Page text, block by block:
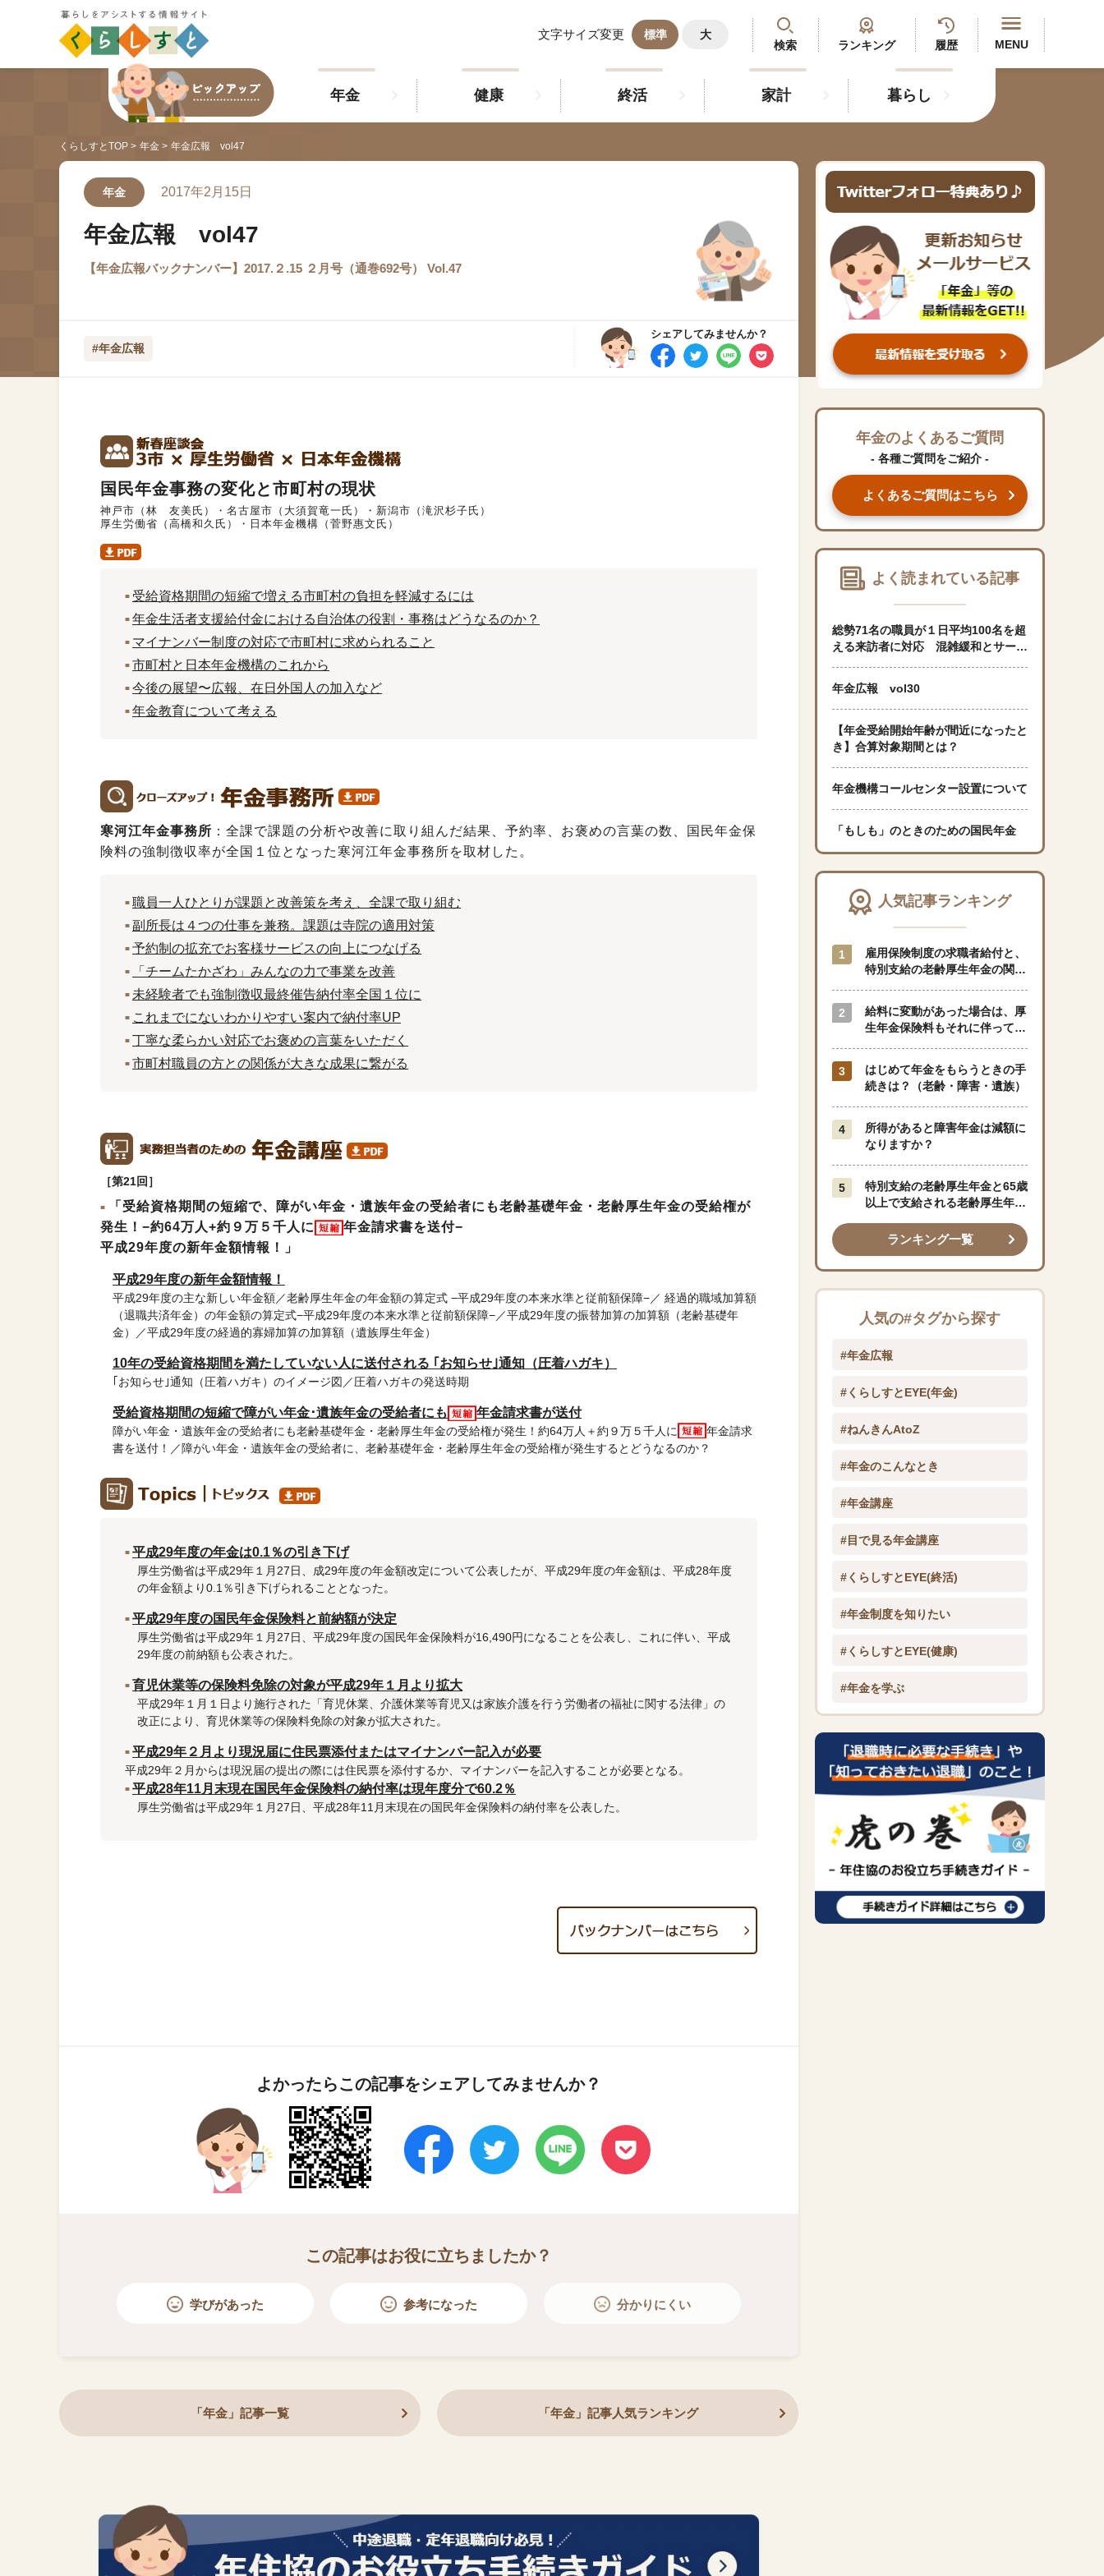
文字サイズ変更 標準
大
検索
ランキング 履歴 MENU
年金 健康 終活 家計 暮らし
最新記事 閲覧履歴
人気#タグ「5選」
#年金広報
#ねんきんAtoZ
#年金のこんなとき
#年金講座
「年金」に関する記事
「終活」に関する記事
「家計」に関する記事
くらしすとについて
協会事業案内
プライバシーポリシー（個人情報保護方針）
閉じる
くらしすとTOP 年金 年金広報 vol47
年金 2017年2月15日
年金広報 vol47
【年金広報バックナンバー】2017.２.15 ２月号（通巻692号） Vol.47
#年金広報
シェアしてみませんか？
国民年金事務の変化と市町村の現状
神戸市（林 友美氏）・名古屋市（大須賀竜一氏）・新潟市（滝沢杉子氏）
厚生労働省（高橋和久氏）・日本年金機構（菅野惠文氏）
受給資格期間の短縮で増える市町村の負担を軽減するには
年金生活者支援給付金における自治体の役割・事務はどうなるのか？
マイナンバー制度の対応で市町村に求められること
市町村と日本年金機構のこれから
今後の展望〜広報、在日外国人の加入など
年金教育について考える
寒河江年金事務所 ：全課で課題の分析や改善に取り組んだ結果、予約率、お褒めの言葉の数、国民年金保
険料の強制徴収率が全国１位となった寒河江年金事務所を取材した。
職員一人ひとりが課題と改善策を考え、全課で取り組む
副所長は４つの仕事を兼務。課題は寺院の適用対策
予約制の拡充でお客様サービスの向上につなげる
「チームたかざわ」みんなの力で事業を改善
未経験者でも強制徴収最終催告納付率全国１位に
これまでにないわかりやすい案内で納付率UP
丁寧な柔らかい対応でお褒めの言葉をいただく
市町村職員の方との関係が大きな成果に繋がる
［第21回］
「受給資格期間の短縮で、障がい年金・遺族年金の受給者にも老齢基礎年金・老齢厚生年金の受給権が
発生！−約64万人+約９万５千人に
年金請求書を送付−
平成29年度の新年金額情報！」
平成29年度の新年金額情報！
平成29年度の主な新しい年金額／老齢厚生年金の年金額の算定式 −平成29年度の本来水準と従前額保障−／ 経過的職域加算額
（退職共済年金）の年金額の算定式−平成29年度の本来水準と従前額保障−／平成29年度の振替加算の加算額（老齢基礎年
金）／平成29年度の経過的寡婦加算の加算額（遺族厚生年金）
10年の受給資格期間を満たしていない人に送付される ｢お知らせ｣通知（圧着ハガキ）
｢お知らせ｣通知（圧着ハガキ）のイメージ図／圧着ハガキの発送時期
受給資格期間の短縮で障がい年金･遺族年金の受給者にも 年金請求書が送付
障がい年金・遺族年金の受給者にも老齢基礎年金・老齢厚生年金の受給権が発生！約64万人＋約９万５千人に
年金請求
書を送付！／障がい年金・遺族年金の受給者に、老齢基礎年金・老齢厚生年金の受給権が発生するとどうなるのか？
平成29年度の年金は0.1％の引き下げ
厚生労働省は平成29年１月27日、成29年度の年金額改定について公表したが、平成29年度の年金額は、平成28年度
の年金額より0.1％引き下げられることとなった。
平成29年度の国民年金保険料と前納額が決定
厚生労働省は平成29年１月27日、平成29年度の国民年金保険料が16,490円になることを公表し、これに伴い、平成
29年度の前納額も公表された。
育児休業等の保険料免除の対象が平成29年１月より拡大
平成29年１月１日より施行された「育児休業、介護休業等育児又は家族介護を行う労働者の福祉に関する法律」の
改正により、育児休業等の保険料免除の対象が拡大された。
平成29年２月より現況届に住民票添付またはマイナンバー記入が必要
平成29年２月からは現況届の提出の際には住民票を添付するか、マイナンバーを記入することが必要となる。
平成28年11月末現在国民年金保険料の納付率は現年度分で60.2％
厚生労働省は平成29年１月27日、平成28年11月末現在の国民年金保険料の納付率を公表した。
よかったらこの記事をシェアしてみませんか？
この記事はお役に立ちましたか？
学びがあった 参考になった 分かりにくい
「年金」記事一覧 「年金」記事人気ランキング
年金のよくあるご質問
- 各種ご質問をご紹介 -
よくあるご質問はこちら
よく読まれている記事
総勢71名の職員が１日平均100名を超
える来訪者に対応 混雑緩和とサービ
幅アップめざす
年金広報 vol30
【年金受給開始年齢が間近になったと
き】合算対象期間とは？
年金機構コールセンター設置について
「もしも」のときのための国民年金
人気記事ランキング
雇用保険制度の求職者給付と、
特別支給の老齢厚生年金の関係
ょうか？
給料に変動があった場合は、厚
生年金保険料もそれに伴って変
はじめて年金をもらうときの手
続きは？（老齢・障害・遺族）
所得があると障害年金は減額に
なりますか？
特別支給の老齢厚生年金と65歳
以上で支給される老齢厚生年金
ランキング一覧
人気の#タグから探す
#年金広報
#くらしすとEYE(年金)
#ねんきんAtoZ
#年金のこんなとき
#年金講座
#目で見る年金講座
#くらしすとEYE(終活)
#年金制度を知りたい
#くらしすとEYE(健康)
#年金を学ぶ